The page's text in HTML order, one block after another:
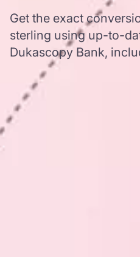
Get the exact
sterling using up-to-
Dukascopy Bank,